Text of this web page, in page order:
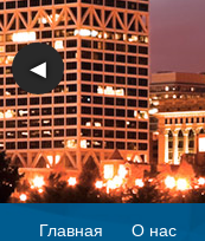
◀
Главная О нас